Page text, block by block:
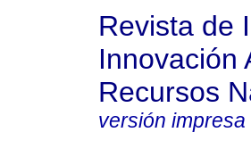
Revista de
Innovación
Recursos
versión impresa